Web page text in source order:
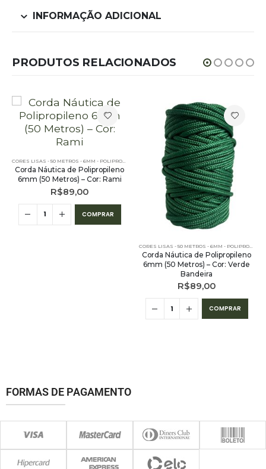
INFORMAÇÃO ADICIONAL
PRODUTOS RELACIONADOS
CORES LISAS - 50 METROS - 6MM - POLIPROPILENO
Corda Náutica de Polipropileno
6mm (50 Metros) – Cor: Rami
R$89,00
COMPRAR
Corda Náutica de Polipropileno
6mm (50 Metros) – Cor: Verde
Bandeira
R$89,00
COMPRAR
FORMAS DE PAGAMENTO